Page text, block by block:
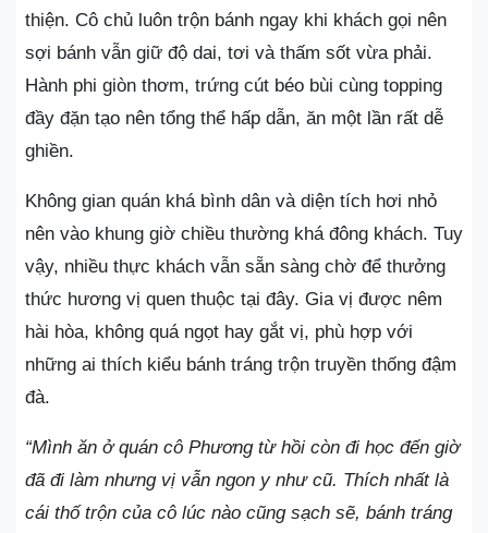
thiện. Cô chủ luôn trộn bánh ngay khi khách gọi nên
sợi bánh vẫn giữ độ dai, tơi và thấm sốt vừa phải.
Hành phi giòn thơm, trứng cút béo bùi cùng topping
đầy đặn tạo nên tổng thể hấp dẫn, ăn một lần rất dễ
ghiền.
Không gian quán khá bình dân và diện tích hơi nhỏ
nên vào khung giờ chiều thường khá đông khách. Tuy
vậy, nhiều thực khách vẫn sẵn sàng chờ để thưởng
thức hương vị quen thuộc tại đây. Gia vị được nêm
hài hòa, không quá ngọt hay gắt vị, phù hợp với
những ai thích kiểu bánh tráng trộn truyền thống đậm
đà.
“Mình ăn ở quán cô Phương từ hồi còn đi học đến giờ
đã đi làm nhưng vị vẫn ngon y như cũ. Thích nhất là
cái thố trộn của cô lúc nào cũng sạch sẽ, bánh tráng